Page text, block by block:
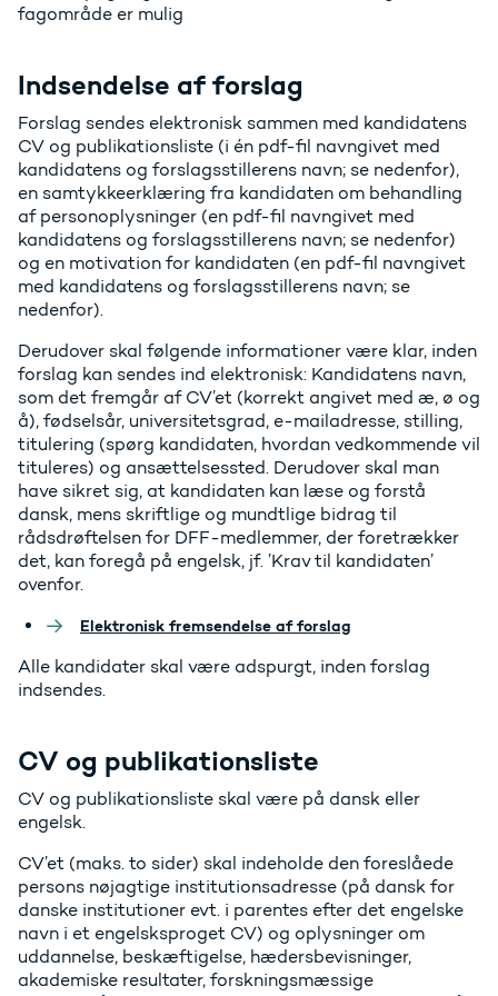
fagområde er mulig
Indsendelse af forslag
Forslag sendes elektronisk sammen med kandidatens
CV og publikationsliste (i én pdf-fil navngivet med
kandidatens og forslagsstillerens navn; se nedenfor),
en samtykkeerklæring fra kandidaten om behandling
af personoplysninger (en pdf-fil navngivet med
kandidatens og forslagsstillerens navn; se nedenfor)
og en motivation for kandidaten (en pdf-fil navngivet
med kandidatens og forslagsstillerens navn; se
nedenfor).
Derudover skal følgende informationer være klar, inden
forslag kan sendes ind elektronisk: Kandidatens navn,
som det fremgår af CV’et (korrekt angivet med æ, ø og
å), fødselsår, universitetsgrad, e-mailadresse, stilling,
titulering (spørg kandidaten, hvordan vedkommende vil
tituleres) og ansættelsessted. Derudover skal man
have sikret sig, at kandidaten kan læse og forstå
dansk, mens skriftlige og mundtlige bidrag til
rådsdrøftelsen for DFF-medlemmer, der foretrækker
det, kan foregå på engelsk, jf. ’Krav til kandidaten’
ovenfor.
Elektronisk fremsendelse af forslag
Alle kandidater skal være adspurgt, inden forslag
indsendes.
CV og publikationsliste
CV og publikationsliste skal være på dansk eller
engelsk.
CV’et (maks. to sider) skal indeholde den foreslåede
persons nøjagtige institutionsadresse (på dansk for
danske institutioner evt. i parentes efter det engelske
navn i et engelsksproget CV) og oplysninger om
uddannelse, beskæftigelse, hædersbevisninger,
akademiske resultater, forskningsmæssige